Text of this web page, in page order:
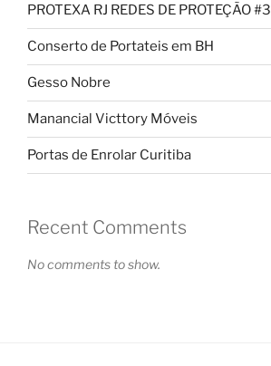
PROTEXA RJ REDES DE PROTEÇÃO #3
Conserto de Portateis em BH
Gesso Nobre
Manancial Victtory Móveis
Portas de Enrolar Curitiba
Recent Comments
No comments to show.